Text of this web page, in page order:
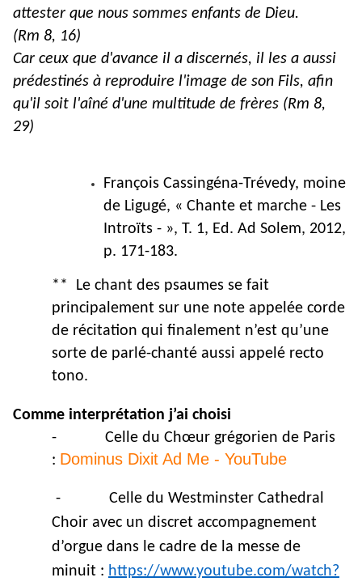
attester que nous sommes enfants de Dieu.
(Rm 8, 16)
Car ceux que d'avance il a discernés, il les a aussi
prédestinés à reproduire l'image de son Fils, afin
qu'il soit l'aîné d'une multitude de frères (Rm 8,
29)
François Cassingéna-Trévedy, moine
de Ligugé, « Chante et marche - Les
Introïts - », T. 1, Ed. Ad Solem, 2012,
p. 171-183.
** Le chant des psaumes se fait
principalement sur une note appelée corde
de récitation qui finalement n’est qu’une
sorte de parlé-chanté aussi appelé recto
tono.
Comme interprétation j’ai choisi
-
Celle du Chœur grégorien de Paris
: Dominus Dixit Ad Me - YouTube
-
Celle du Westminster Cathedral
Choir avec un discret accompagnement
d’orgue dans le cadre de la messe de
minuit : https://www.youtube.com/watch?